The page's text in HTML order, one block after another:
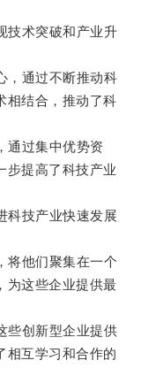
术突破和产业升
通过不断推动科
相结合，推动了科
过集中优势资
步提高了科技产业
技产业快速发展
他们聚集在一个
为这些企业提供最
创新型企业提供
相互学习和合作的